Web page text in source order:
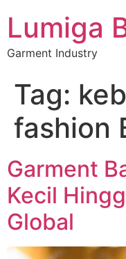
Lumiga
Garment Industry
Tag:
fashion
Garment
Kecil
Global